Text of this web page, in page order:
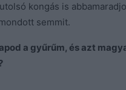
kongás is
semmit.
a gyűrűm, és azt